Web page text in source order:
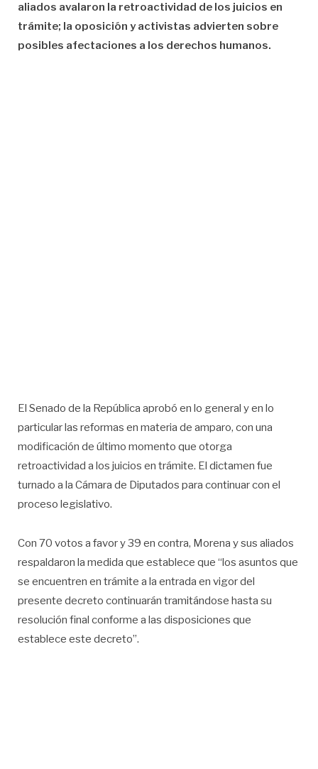
aliados avalaron la retroactividad de los juicios en
trámite; la oposición y activistas advierten sobre
posibles afectaciones a los derechos humanos.
El Senado de la República aprobó en lo general y en lo
particular las reformas en materia de amparo, con una
modificación de último momento que otorga
retroactividad a los juicios en trámite. El dictamen fue
turnado a la Cámara de Diputados para continuar con el
proceso legislativo.
Con 70 votos a favor y 39 en contra, Morena y sus aliados
respaldaron la medida que establece que “los asuntos que
se encuentren en trámite a la entrada en vigor del
presente decreto continuarán tramitándose hasta su
resolución final conforme a las disposiciones que
establece este decreto”.